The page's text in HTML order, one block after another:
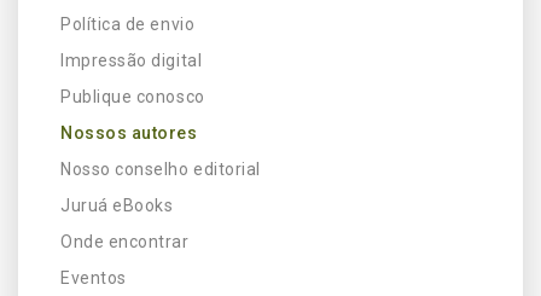
Política de envio
Impressão digital
Publique conosco
Nossos autores
Nosso conselho editorial
Juruá eBooks
Onde encontrar
Eventos